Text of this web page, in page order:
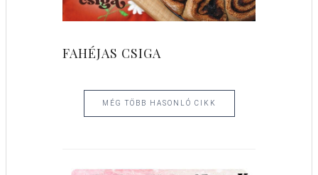
FAHÉJAS CSIGA
MÉG TÖBB HASONLÓ CIKK